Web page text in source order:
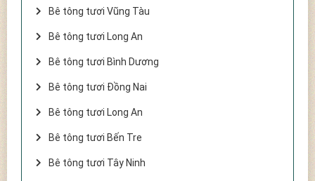
Bê tông tươi Vũng Tàu
Bê tông tươi Long An
Bê tông tươi Bình Dương
Bê tông tươi Đồng Nai
Bê tông tươi Long An
Bê tông tươi Bến Tre
Bê tông tươi Tây Ninh